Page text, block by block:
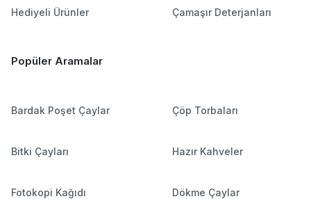
Hediyeli Ürünler Çamaşır Deterjanları
Popüler Aramalar
Bardak Poşet Çaylar Çöp Torbaları
Bitki Çayları Hazır Kahveler
Fotokopi Kağıdı Dökme Çaylar